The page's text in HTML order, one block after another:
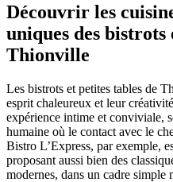
Découvrir les
uniques des bistrots
Thionville
Les bistrots et petites tables de
esprit chaleureux et leur
expérience intime et conviviale,
humaine où le contact avec le
Bistro L’Express, par exemple,
proposant aussi bien des
modernes, dans un cadre simple